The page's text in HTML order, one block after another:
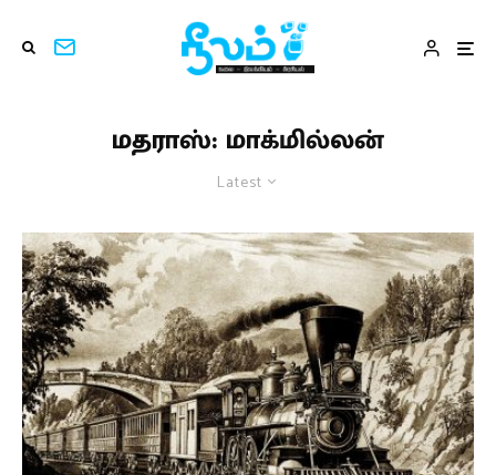
மதராஸ்: மாக்மில்லன்
Latest